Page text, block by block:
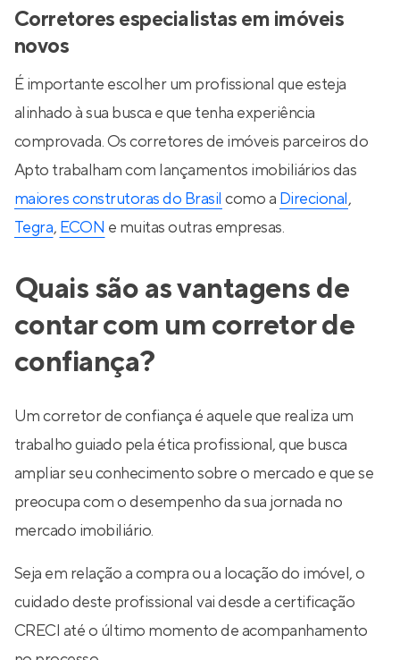
Corretores especialistas em imóveis
novos
É importante escolher um profissional que esteja
alinhado à sua busca e que tenha experiência
comprovada. Os corretores de imóveis parceiros do
Apto trabalham com lançamentos imobiliários das
maiores construtoras do Brasil como a Direcional,
Tegra, ECON e muitas outras empresas.
Quais são as vantagens de
contar com um corretor de
confiança?
Um corretor de confiança é aquele que realiza um
trabalho guiado pela ética profissional, que busca
ampliar seu conhecimento sobre o mercado e que se
preocupa com o desempenho da sua jornada no
mercado imobiliário.
Seja em relação a compra ou a locação do imóvel, o
cuidado deste profissional vai desde a certificação
CRECI até o último momento de acompanhamento